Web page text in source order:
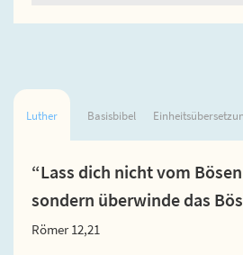
Luther Basisbibel
“Lass dich nicht vom
sondern überwinde das
Römer 12,21